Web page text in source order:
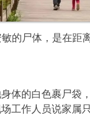
的尸体，是在距
体的白色裹尸袋
工作人员说家属